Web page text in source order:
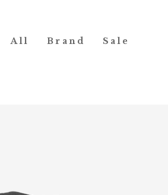
All Brand Sale